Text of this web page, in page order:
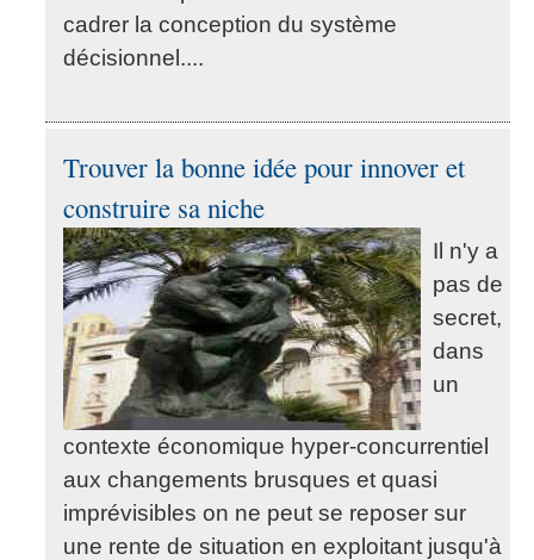
cadrer la conception du système
décisionnel....
Trouver la bonne idée pour innover et
construire sa niche
Il n'y a
pas de
secret,
dans
un
contexte économique hyper-concurrentiel
aux changements brusques et quasi
imprévisibles on ne peut se reposer sur
une rente de situation en exploitant jusqu'à